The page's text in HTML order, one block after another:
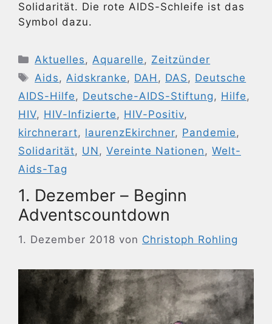
Solidarität. Die rote AIDS-Schleife ist das
Symbol dazu.
Kategorien
Aktuelles,Aquarelle, Zeitzünder
Schlagwörter
Aids,Aidskranke, DAH , DAS, Deutsche
AIDS-Hilfe, Deutsche-AIDS-Stiftung, Hilfe,
HIV, HIV-Infizierte, HIV-Positiv,
kirchnerart, laurenzEkirchner, Pandemie,
Solidarität, UN, Vereinte Nationen, Welt-
Aids-Tag
1. Dezember – Beginn
Adventscountdown
1. Dezember 2018 von Christoph Rohling